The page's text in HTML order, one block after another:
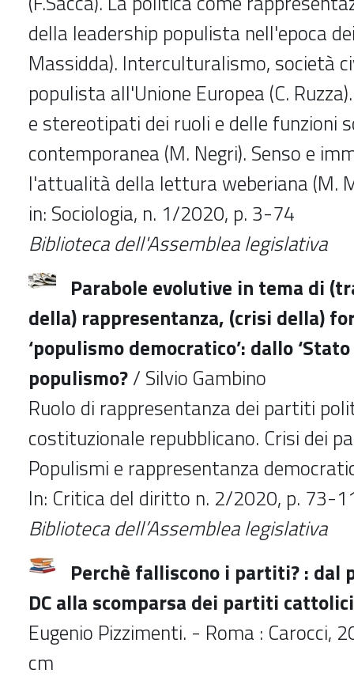
della leadership populista nell'epoca
Massidda). Interculturalismo, società
populista all'Unione Europea (C.
e stereotipati dei ruoli e delle funzioni
contemporanea (M. Negri). Senso e
l'attualità della lettura weberiana (M.
in: Sociologia, n. 1/2020, p. 3-74
Biblioteca dell'Assemblea legislativa
Parabole evolutive in tema di
della) rappresentanza, (crisi della)
‘populismo democratico’: dallo
populismo?/ Silvio Gambino
Ruolo di rappresentanza dei partiti
costituzionale repubblicano. Crisi dei
Populismi e rappresentanza
In: Critica del diritto n. 2/2020, p. 73-
Biblioteca dell’Assemblea legislativa
Perchè falliscono i partiti? : dal
DC alla scomparsa dei partiti cattolici
Eugenio Pizzimenti. - Roma : Carocci,
cm